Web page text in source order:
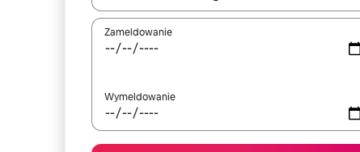
Zameldowanie
Wymeldowanie